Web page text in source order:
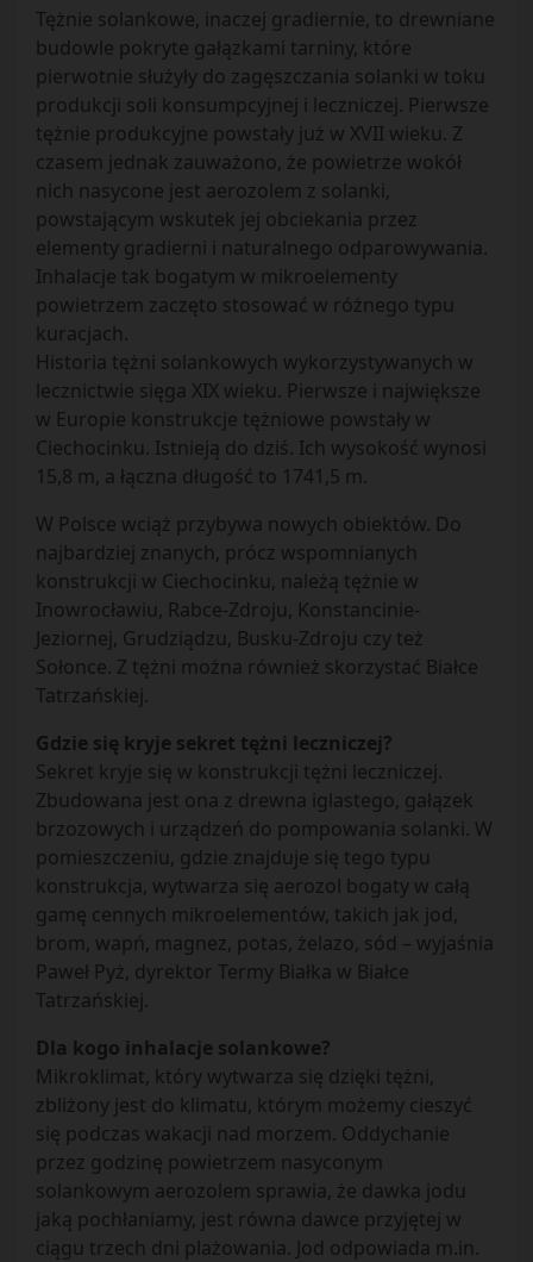
Tężnie solankowe, inaczej gradiernie, to drewniane
budowle pokryte gałązkami tarniny, które
pierwotnie służyły do zagęszczania solanki w toku
produkcji soli konsumpcyjnej i leczniczej. Pierwsze
tężnie produkcyjne powstały już w XVII wieku. Z
czasem jednak zauważono, że powietrze wokół
nich nasycone jest aerozolem z solanki,
powstającym wskutek jej obciekania przez
elementy gradierni i naturalnego odparowywania.
Inhalacje tak bogatym w mikroelementy
powietrzem zaczęto stosować w różnego typu
kuracjach.
Historia tężni solankowych wykorzystywanych w
lecznictwie sięga XIX wieku. Pierwsze i największe
w Europie konstrukcje tężniowe powstały w
Ciechocinku. Istnieją do dziś. Ich wysokość wynosi
15,8 m, a łączna długość to 1741,5 m.
W Polsce wciąż przybywa nowych obiektów. Do
najbardziej znanych, prócz wspomnianych
konstrukcji w Ciechocinku, należą tężnie w
Inowrocławiu, Rabce-Zdroju, Konstancinie-
Jeziornej, Grudziądzu, Busku-Zdroju czy też
Sołonce. Z tężni można również skorzystać Białce
Tatrzańskiej.
Gdzie się kryje sekret tężni leczniczej?
Sekret kryje się w konstrukcji tężni leczniczej.
Zbudowana jest ona z drewna iglastego, gałązek
brzozowych i urządzeń do pompowania solanki. W
pomieszczeniu, gdzie znajduje się tego typu
konstrukcja, wytwarza się aerozol bogaty w całą
gamę cennych mikroelementów, takich jak jod,
brom, wapń, magnez, potas, żelazo, sód – wyjaśnia
Paweł Pyż, dyrektor Termy Białka w Białce
Tatrzańskiej.
Dla kogo inhalacje solankowe?
Mikroklimat, który wytwarza się dzięki tężni,
zbliżony jest do klimatu, którym możemy cieszyć
się podczas wakacji nad morzem. Oddychanie
przez godzinę powietrzem nasyconym
solankowym aerozolem sprawia, że dawka jodu
jaką pochłaniamy, jest równa dawce przyjętej w
ciągu trzech dni plażowania. Jod odpowiada m.in.